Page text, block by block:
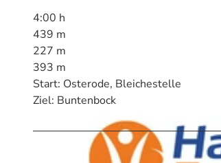
4:00 h
439 m
227 m
393 m
Start: Osterode, Bleichestelle
Ziel: Buntenbock